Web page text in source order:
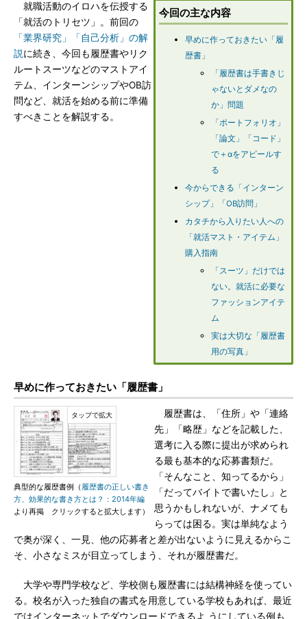
今回の主な内容
早めに作っておきたい「履
歴書」
「履歴書は手書きじ
ゃないとダメなの
か」問題
「ポートフォリオ」
「論文」「コード」
で＋αをアピールす
る
今からできる「インターン
シップ」「OB訪問」
カタチから入りたい人への
「就活マスト・アイテム」
購入指南
「スーツ」だけでは
ない。就活に必要な
ファッションアイテ
ム
実は大切な「履歴書
用の写真」
就職活動のイロハを伝授する
「就活のトリセツ」。前回の
「業界研究」「自己分析」の解
説に続き、今回も履歴書やリク
ルートスーツなどのマストアイ
テム、インターンシップやOB訪
問など、就活を始める前に準備
すべきことを解説する。
早めに作っておきたい「履歴書」
典型的な履歴書例（履歴書の正しい書き
方、効果的な書き方とは？：2014年編
より再掲 クリックすると拡大します）
履歴書は、「住所」や「連絡
先」「略歴」などを記載した、
選考に入る際に提出が求められ
る最も基本的な応募書類だ。
「そんなこと、知ってるから」
「だってバイトで書いたし」と
思うかもしれないが、ナメても
らっては困る。実は単純なよう
で奥が深く、一見、他の応募者と差が出ないように見えるからこ
そ、小さなミスが目立ってしまう、それが履歴書だ。
大学や専門学校など、学校側も履歴書には結構神経を使ってい
る。校名が入った独自の書式を用意している学校もあれば、最近
ではインターネットでダウンロードできるよ うにしている例も